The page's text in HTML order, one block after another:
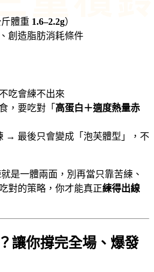
斤體重 1.6–2.2g）
創造脂肪消耗條件
吃會練不出來
，要吃對「 高蛋白＋適度熱量赤
→ 最後只會變成「泡芙體型」，不
是一體兩面，別再當只靠苦練、
對的策略，你才能真正練得出線
讓你撐完全場、爆發